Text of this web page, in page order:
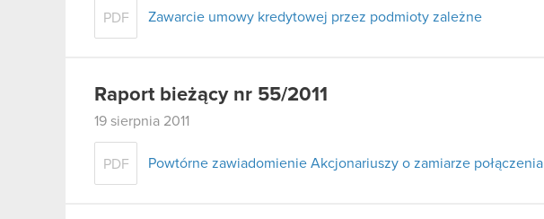
PDF Zawarcie umowy kredytowej przez podmioty zależne
Raport bieżący nr 55/2011
19 sierpnia 2011
PDF Powtórne zawiadomienie Akcjonariuszy o zamiarze połączenia